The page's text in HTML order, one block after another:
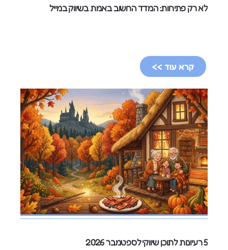
לא רק פתיחות: המדד החשוב באמת בשיווק במייל
קרא עוד >>
5 רעיונות לתוכן שיווקי לספטמבר 2026